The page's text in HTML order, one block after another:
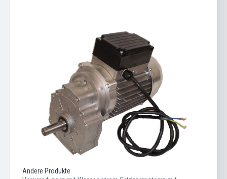
Andere Produkte